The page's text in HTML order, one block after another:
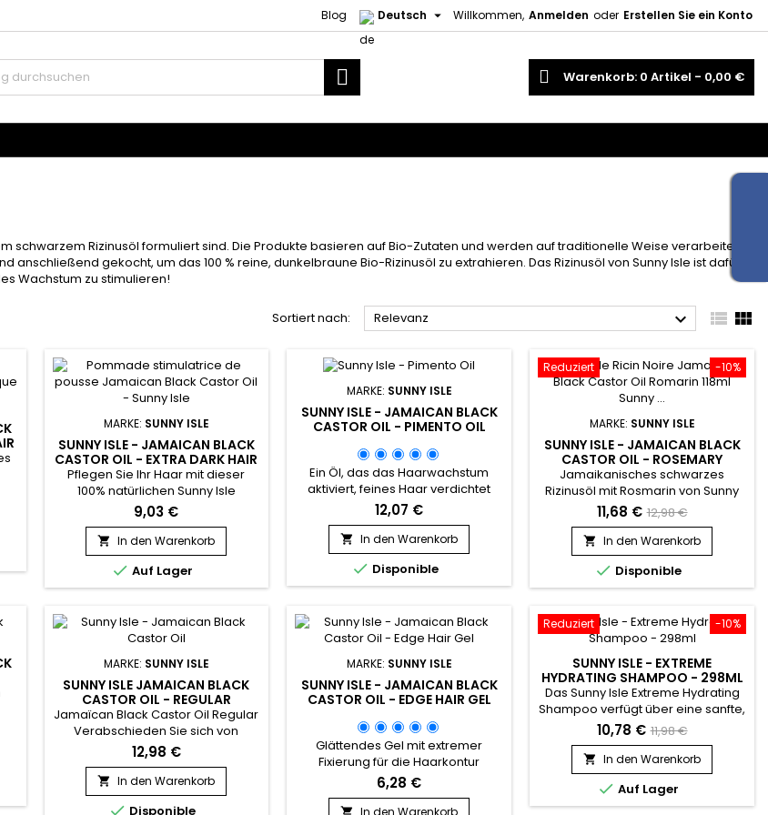
Willkommen, Anmelden oder Erstellen Sie ein Konto
Deutsch 
Blog
Warenkorb 0 Artikel - 0,00 €
Rizinusöl formuliert sind. Die Produkte basieren auf Bio-Zutaten und werden auf traditionelle Weise verarbeitet.
gekocht, um das 100 % reine, dunkelbraune Bio-Rizinusöl zu extrahieren. Das Rizinusöl von Sunny Isle ist dafür
Wachstum zu stimulieren!
Sortiert nach: Relevanz   
MARKE: SUNNY ISLE
SUNNY ISLE - JAMAICAN BLACK
CASTOR OIL - EXTRA DARK HAIR
FOOD POMADE
Pflegen Sie Ihr Haar mit dieser
100% natürlichen Sunny Isle
Pomade mit extra starkem
jamaikanischem schwarzem
Rizinusöl.&nbsp; Eine perfekte
Lösung, um trockene Kopfhaut mit
Feuchtigkeit zu versorgen,
Haarbruch vorzubeugen und
Schuppen zu bekämpfen.&nbsp;
Besonders wirksam bei Naturhaar
jedem Ihrer...
9,03 €
 In den Warenkorb
 Auf Lager
MARKE: SUNNY ISLE
SUNNY ISLE - JAMAICAN BLACK
CASTOR OIL - PIMENTO OIL
Ein Öl, das das Haarwachstum
aktiviert, feines Haar verdichtet
und Haarbruch
entgegenwirkt.&nbsp; Als
kraftvolle Kombination aus
ätherischem Chiliöl und
schwarzem Rizinusöl regt Pimento
oil von Sunny Isle die Durchblutung
das Haar.&nbsp; Das
Haarwachstum ist kräftig, das Haar
widerstandsfähiger. Die...
12,07 €
 In den Warenkorb
 Disponible
-10%
Reduziert
MARKE: SUNNY ISLE
SUNNY ISLE - JAMAICAN BLACK
CASTOR OIL - ROSEMARY
Jamaikanisches schwarzes
Rizinusöl mit Rosmarin von Sunny
Isle Profitieren Sie von allen
Vorteilen des authentischen
jamaikanischen schwarzen
Rizinusöls von Sunny Isle mit dem
süßen, frischen Duft von
Rosmarin.&nbsp; Diese Formel
jamaikanisches schwarzes
Rizinusöl und reines ätherisches
Rosmarinöl, um Haare und Haut
wirksam zu...
11,68 € 12,98 €
 In den Warenkorb
 Disponible
MARKE: SUNNY ISLE
SUNNY ISLE JAMAICAN BLACK
CASTOR OIL - REGULAR
Jamaïcan Black Castor Oil Regular
Verabschieden Sie sich von
stumpfem, strapaziertem Haar
und begrüßen Sie gesundes,
glänzendes Haar mit dem Original
Sunny Isle Jamaican Black Castor
12,98 €
 In den Warenkorb
 Disponible
MARKE: SUNNY ISLE
SUNNY ISLE - JAMAICAN BLACK
CASTOR OIL - EDGE HAIR GEL
Glättendes Gel mit extremer
Fixierung für die Haarkontur
(Babyhaar).&nbsp; Es nährt tief,
verbessert das Haarwachstum
und repariert es.&nbsp; Sunny Isle
6,28 €
 In den Warenkorb
-10%
Reduziert
SUNNY ISLE - EXTREME
HYDRATING SHAMPOO - 298ML
Das Sunny Isle Extreme Hydrating
Shampoo verfügt über eine sanfte,
wirksame Formel, die mit
Feuchthaltemitteln und
Pflegemitteln angereichert ist, um
trockenem, glanzlosem Haar
sofort Volumen, Kraft und Glanz zu
verleihen. 100 % jamaikanisches
10,78 € 11,98 €
 In den Warenkorb
 Auf Lager